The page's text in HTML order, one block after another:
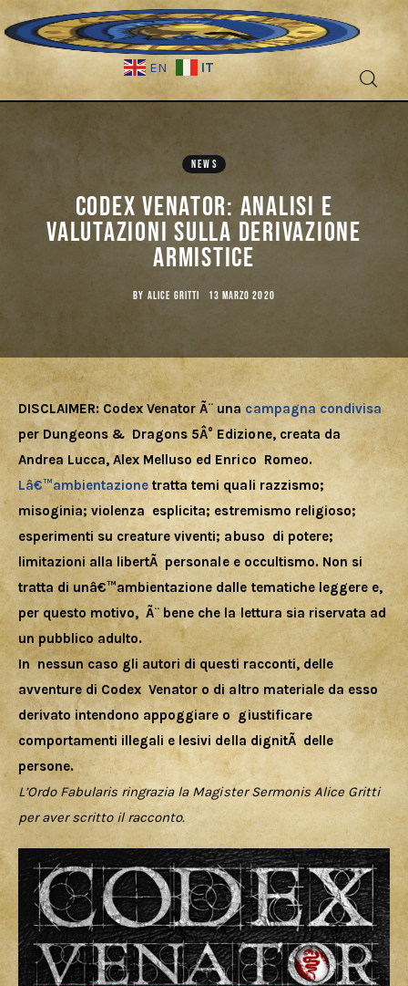
EN IT
Games
Cercatori
Download
NEWS
Codex Venator: Analisi e
valutazioni sulla derivazione
Armistice
BY ALICE GRITTI 13 MARZO 2020
DISCLAIMER: Codex Venator Ã¨ una campagna condivisa
per Dungeons &  Dragons 5Â° Edizione, creata da
Andrea Lucca, Alex Melluso ed Enrico  Romeo.
Lâ€™ambientazione tratta temi quali razzismo;
misoginia; violenza  esplicita; estremismo religioso;
esperimenti su creature viventi; abuso  di potere;
limitazioni alla libertÃ  personale e occultismo. Non si
tratta di unâ€™ambientazione dalle tematiche leggere e,
per questo motivo,  Ã¨ bene che la lettura sia riservata ad
un pubblico adulto.
In  nessun caso gli autori di questi racconti, delle
avventure di Codex  Venator o di altro materiale da esso
derivato intendono appoggiare o  giustificare
comportamenti illegali e lesivi della dignitÃ  delle
persone.
L’Ordo Fabularis ringrazia la Magister Sermonis Alice Gritti
per aver scritto il racconto.